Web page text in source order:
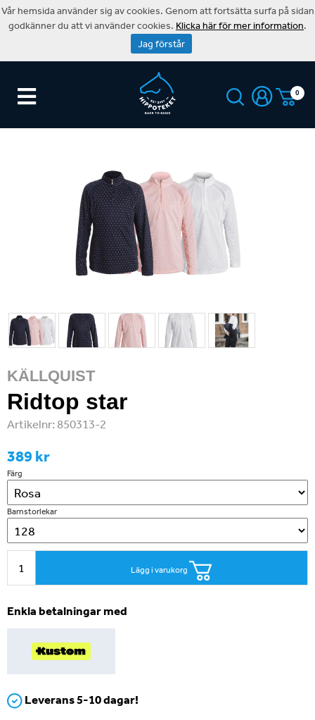
0
KÄLLQUIST
Ridtop star
Artikelnr: 850313-2
389 kr
Färg
Barnstorlekar
Lägg i varukorg
Enkla betalningar med
Leverans 5-10 dagar!
Vår hemsida använder sig av cookies. Genom att fortsätta surfa på sidan
godkänner du att vi använder cookies. Klicka här för mer information.
Jag förstår